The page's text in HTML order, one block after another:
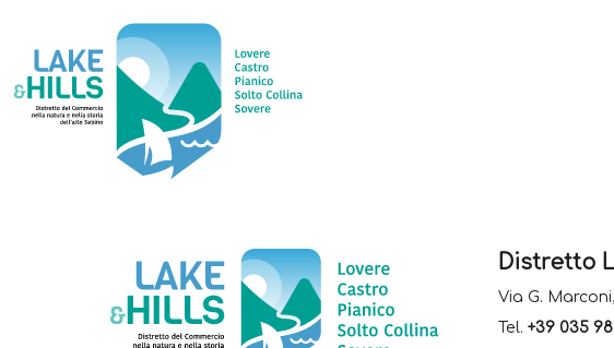
Alimentari
Distretto
Via G.
Tel.+39 035